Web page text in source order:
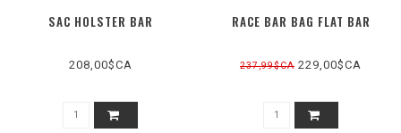
SAC HOLSTER BAR
208,00$CA
RACE BAR BAG FLAT BAR
237,99$CA 229,00$CA